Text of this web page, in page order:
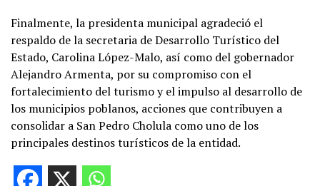
Finalmente, la presidenta municipal agradeció el
respaldo de la secretaria de Desarrollo Turístico del
Estado, Carolina López-Malo, así como del gobernador
Alejandro Armenta, por su compromiso con el
fortalecimiento del turismo y el impulso al desarrollo de
los municipios poblanos, acciones que contribuyen a
consolidar a San Pedro Cholula como uno de los
principales destinos turísticos de la entidad.